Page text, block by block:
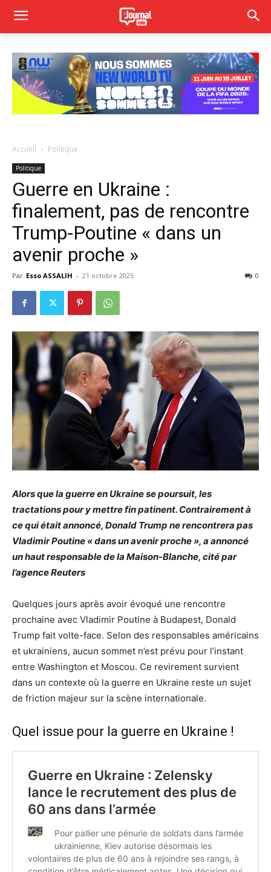
Accueil Politique
Politique
Guerre en Ukraine :
finalement, pas de rencontre
Trump-Poutine « dans un
avenir proche »
Par Esso ASSALIH - 21 octobre 2025 0
Alors que la guerre en Ukraine se poursuit, les
tractations pour y mettre fin patinent. Contrairement à
ce qui était annoncé, Donald Trump ne rencontrera pas
Vladimir Poutine « dans un avenir proche », a annoncé
un haut responsable de la Maison-Blanche, cité par
l’agence Reuters
Quelques jours après avoir évoqué une rencontre
prochaine avec Vladimir Poutine à Budapest, Donald
Trump fait volte-face. Selon des responsables américains
et ukrainiens, aucun sommet n’est prévu pour l’instant
entre Washington et Moscou. Ce revirement survient
dans un contexte où la guerre en Ukraine reste un sujet
de friction majeur sur la scène internationale.
Quel issue pour la guerre en Ukraine !